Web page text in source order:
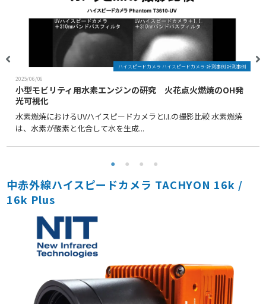
2025/06/06
小型モビリティ用水素エンジンの研究 火花点火燃焼のOH発
光可視化
水素燃焼におけるUVハイスピードカメラとI.I.の撮影比較 水素燃焼
は、水素が酸素と化合して水を生成...
ハイスピードカメラ ハイスピードカメラ-計測事例 計測事例
中赤外線ハイスピードカメラ TACHYON 16k /
16k Plus